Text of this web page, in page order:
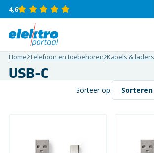
4,6
Home Telefoon en toebehoren Kabels & laders
USB-C
Sorteer op: